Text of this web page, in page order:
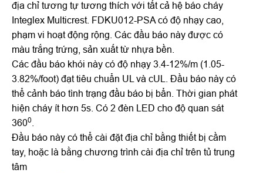
địa chỉ tương tự tương thích với tất cả hệ báo cháy
Integlex Multicrest. FDKU012-PSA có độ nhạy cao,
phạm vi hoạt động rộng. Các đầu báo này được có
màu trắng trứng, sản xuất từ nhựa bền.
Các đầu báo khói này có độ nhạy 3.4-12%/m (1.05-
3.82%/foot) đạt tiêu chuẩn UL và cUL. Đầu báo này có
thể cảnh báo tình trạng đầu báo bị bẩn. Thời gian phát
hiện cháy ít hơn 5s. Có 2 đèn LED cho độ quan sát
3600
Đầu báo này có thể cài đặt địa chỉ bằng thiết bị cầm
tay, hoặc là bằng chương trình cài địa chỉ trên tủ trung
tâm